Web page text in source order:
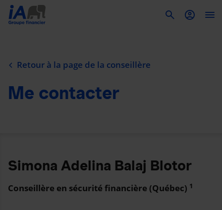
Retour à la page de la conseillère
Me contacter
Simona Adelina Balaj Blotor
Conseillère en sécurité financière (Québec) 1